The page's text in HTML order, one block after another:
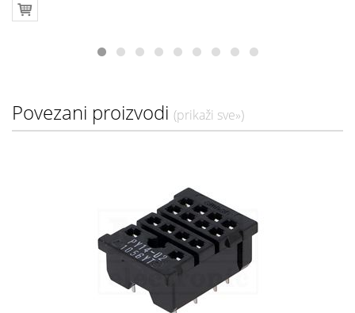
Povezani proizvodi (prikaži sve»)